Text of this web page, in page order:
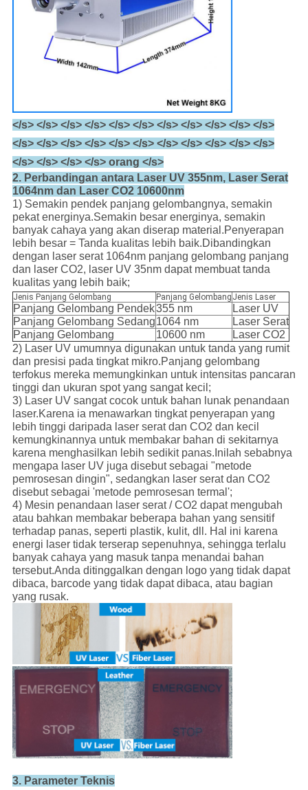
</s> </s> </s> </s> </s> </s> </s> </s> </s> </s> </s>
</s> </s> </s> </s> </s> </s> </s> </s> </s> </s> </s>
</s> </s> </s> </s> orang </s>
2. Perbandingan antara Laser UV 355nm, Laser Serat
1064nm dan Laser CO2 10600nm
1) Semakin pendek panjang gelombangnya, semakin
pekat energinya.Semakin besar energinya, semakin
banyak cahaya yang akan diserap material.Penyerapan
lebih besar = Tanda kualitas lebih baik.Dibandingkan
dengan laser serat 1064nm panjang gelombang panjang
dan laser CO2, laser UV 35nm dapat membuat tanda
kualitas yang lebih baik;
Jenis Panjang Gelombang Panjang Gelombang Jenis Laser
Panjang Gelombang Pendek355 nm
Laser UV
Panjang Gelombang Sedang1064 nm
Laser Serat
Panjang Gelombang
10600 nm
Laser CO2
2) Laser UV umumnya digunakan untuk tanda yang rumit
dan presisi pada tingkat mikro.Panjang gelombang
terfokus mereka memungkinkan untuk intensitas pancaran
tinggi dan ukuran spot yang sangat kecil;
3) Laser UV sangat cocok untuk bahan lunak penandaan
laser.Karena ia menawarkan tingkat penyerapan yang
lebih tinggi daripada laser serat dan CO2 dan kecil
kemungkinannya untuk membakar bahan di sekitarnya
karena menghasilkan lebih sedikit panas.Inilah sebabnya
mengapa laser UV juga disebut sebagai "metode
pemrosesan dingin", sedangkan laser serat dan CO2
disebut sebagai 'metode pemrosesan termal';
4) Mesin penandaan laser serat / CO2 dapat mengubah
atau bahkan membakar beberapa bahan yang sensitif
terhadap panas, seperti plastik, kulit, dll. Hal ini karena
energi laser tidak terserap sepenuhnya, sehingga terlalu
banyak cahaya yang masuk tanpa menandai bahan
tersebut.Anda ditinggalkan dengan logo yang tidak dapat
dibaca, barcode yang tidak dapat dibaca, atau bagian
yang rusak.
3. Parameter Teknis